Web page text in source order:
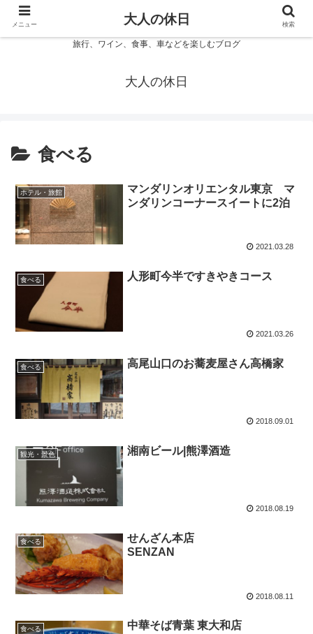
旅行、ワイン、食事、車などを楽しむブログ
大人の休日
食べる
ホテル・旅館
マンダリンオリエンタル東京 マ
ンダリンコーナースイートに2泊
2021.03.28
食べる 人形町今半ですきやきコース
2021.03.26
食べる 高尾山口のお蕎麦屋さん高橋家
2018.09.01
観光・景色 湘南ビール|熊澤酒造
2018.08.19
食べる
せんざん本店
SENZAN
2018.08.11
食べる 中華そば青葉 東大和店
メニュー 大人の休日 検索